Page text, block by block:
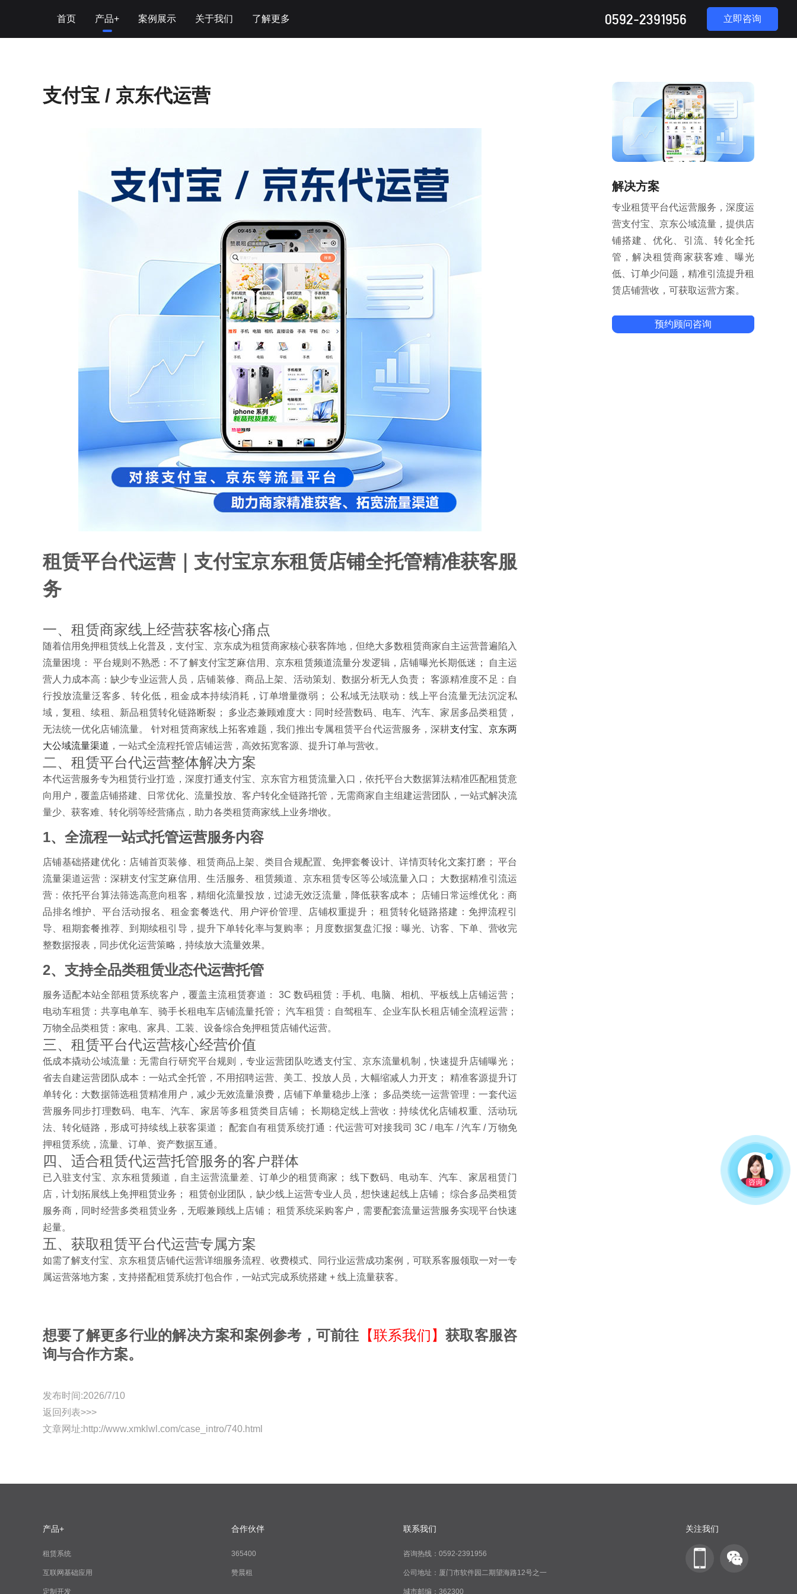
首页 产品+
互联网基础应用
案例展示 关于我们
专利著作权
了解更多 0592-2391956 立即咨询
支付宝 / 京东代运营
租赁平台代运营｜支付宝京东租赁店铺全托管精准获客服
务
一、租赁商家线上经营获客核心痛点
随着信用免押租赁线上化普及，支付宝、京东成为租赁商家核心获客阵地，但绝大多数租赁商家自主运营普遍陷入
流量困境： 平台规则不熟悉：不了解支付宝芝麻信用、京东租赁频道流量分发逻辑，店铺曝光长期低迷； 自主运
营人力成本高：缺少专业运营人员，店铺装修、商品上架、活动策划、数据分析无人负责； 客源精准度不足：自
行投放流量泛客多、转化低，租金成本持续消耗，订单增量微弱； 公私域无法联动：线上平台流量无法沉淀私
域，复租、续租、新品租赁转化链路断裂； 多业态兼顾难度大：同时经营数码、电车、汽车、家居多品类租赁，
无法统一优化店铺流量。 针对租赁商家线上拓客难题，我们推出专属租赁平台代运营服务，深耕支付宝、京东两
大公域流量渠道 ，一站式全流程托管店铺运营，高效拓宽客源、提升订单与营收。
二、租赁平台代运营整体解决方案
本代运营服务专为租赁行业打造，深度打通支付宝、京东官方租赁流量入口，依托平台大数据算法精准匹配租赁意
向用户，覆盖店铺搭建、日常优化、流量投放、客户转化全链路托管，无需商家自主组建运营团队，一站式解决流
量少、获客难、转化弱等经营痛点，助力各类租赁商家线上业务增收。
1、全流程一站式托管运营服务内容
店铺基础搭建优化：店铺首页装修、租赁商品上架、类目合规配置、免押套餐设计、详情页转化文案打磨； 平台
流量渠道运营：深耕支付宝芝麻信用、生活服务、租赁频道、京东租赁专区等公域流量入口； 大数据精准引流运
营：依托平台算法筛选高意向租客，精细化流量投放，过滤无效泛流量，降低获客成本； 店铺日常运维优化：商
品排名维护、平台活动报名、租金套餐迭代、用户评价管理、店铺权重提升； 租赁转化链路搭建：免押流程引
导、租期套餐推荐、到期续租引导，提升下单转化率与复购率； 月度数据复盘汇报：曝光、访客、下单、营收完
整数据报表，同步优化运营策略，持续放大流量效果。
2、支持全品类租赁业态代运营托管
服务适配本站全部租赁系统客户，覆盖主流租赁赛道： 3C 数码租赁：手机、电脑、相机、平板线上店铺运营；
电动车租赁：共享电单车、骑手长租电车店铺流量托管； 汽车租赁：自驾租车、企业车队长租店铺全流程运营；
万物全品类租赁：家电、家具、工装、设备综合免押租赁店铺代运营。
三、租赁平台代运营核心经营价值
低成本撬动公域流量：无需自行研究平台规则，专业运营团队吃透支付宝、京东流量机制，快速提升店铺曝光；
省去自建运营团队成本：一站式全托管，不用招聘运营、美工、投放人员，大幅缩减人力开支； 精准客源提升订
单转化：大数据筛选租赁精准用户，减少无效流量浪费，店铺下单量稳步上涨； 多品类统一运营管理：一套代运
营服务同步打理数码、电车、汽车、家居等多租赁类目店铺； 长期稳定线上营收：持续优化店铺权重、活动玩
法、转化链路，形成可持续线上获客渠道； 配套自有租赁系统打通：代运营可对接我司 3C / 电车 / 汽车 / 万物免
押租赁系统，流量、订单、资产数据互通。
四、适合租赁代运营托管服务的客户群体
已入驻支付宝、京东租赁频道，自主运营流量差、订单少的租赁商家； 线下数码、电动车、汽车、家居租赁门
店，计划拓展线上免押租赁业务； 租赁创业团队，缺少线上运营专业人员，想快速起线上店铺； 综合多品类租赁
服务商，同时经营多类租赁业务，无暇兼顾线上店铺； 租赁系统采购客户，需要配套流量运营服务实现平台快速
起量。
五、获取租赁平台代运营专属方案
如需了解支付宝、京东租赁店铺代运营详细服务流程、收费模式、同行业运营成功案例，可联系客服领取一对一专
属运营落地方案，支持搭配租赁系统打包合作，一站式完成系统搭建 + 线上流量获客。
想要了解更多行业的解决方案和案例参考，可前往 【联系我们】 获取客服咨
询与合作方案。
发布时间:2026/7/10
返回列表>>>
文章网址:http://www.xmklwl.com/case_intro/740.html
解决方案
专业租赁平台代运营服务，深度运
营支付宝、京东公域流量，提供店
铺搭建、优化、引流、转化全托
管，解决租赁商家获客难、曝光
低、订单少问题，精准引流提升租
赁店铺营收，可获取运营方案。
预约顾问咨询
产品+
租赁系统
互联网基础应用
定制开发
合作伙伴
365400
赞晨租
联系我们
咨询热线：0592-2391956
公司地址：厦门市软件园二期望海路12号之一
城市邮编：362300
关注我们